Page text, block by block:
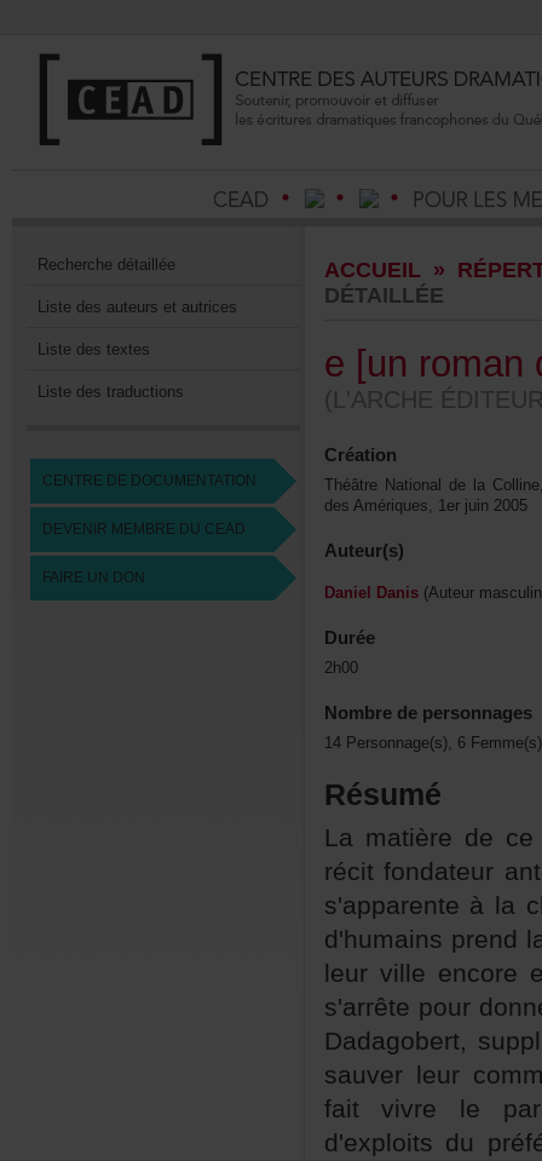
Recherchedétaillée
Listedesauteursetautrices
Listedestextes
Listedestraductions
CENTREDEDOCUMENTATION
DEVENIRMEMBREDUCEAD
FAIREUNDON
ACCUEIL»
DÉTAILLÉE
Création
desAmériques,1erjuin2005
Auteur(s)
DanielDanis
Durée
2h00
Nombredepersonnages
Résumé